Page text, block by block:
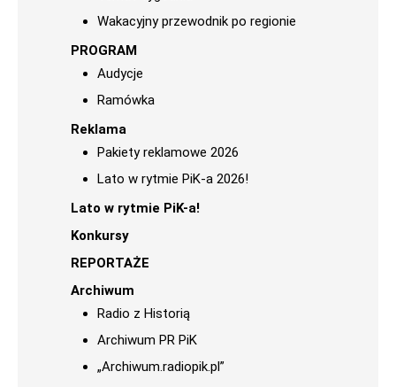
Wakacyjny przewodnik po regionie
PROGRAM
Audycje
Ramówka
Reklama
Pakiety reklamowe 2026
Lato w rytmie PiK-a 2026!
Lato w rytmie PiK-a!
Konkursy
REPORTAŻE
Archiwum
Radio z Historią
Archiwum PR PiK
„Archiwum.radiopik.pl”